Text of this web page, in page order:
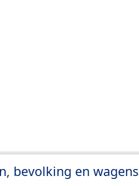
bevolking en wagens